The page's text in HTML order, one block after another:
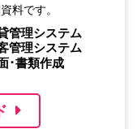
料です。
管理システム
管理システム
･書類作成